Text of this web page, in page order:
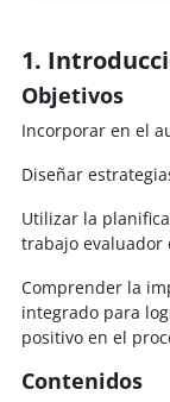
1.
Objetivos
Incorporar en el
Diseñar
Utilizar la
trabajo evaluador
Comprender la
integrado para
positivo en el
Contenidos